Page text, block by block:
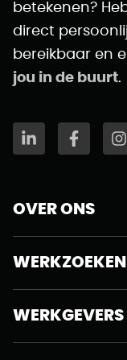
betekenen?
direct
bereikbaar en
jou in de buurt.
OVER ONS
WERKGEVERS